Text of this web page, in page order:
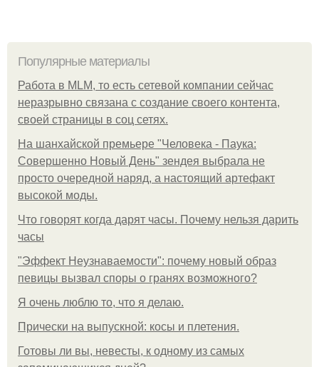
Популярные материалы
Работа в MLM, то есть сетевой компании сейчас
неразрывно связана с создание своего контента,
своей страницы в соц сетях.
На шанхайской премьере "Человека - Паука:
Совершенно Новый День" зендея выбрала не
просто очередной наряд, а настоящий артефакт
высокой моды.
Что говорят когда дарят часы. Почему нельзя дарить
часы
"Эффект Неузнаваемости": почему новый образ
певицы вызвал споры о гранях возможного?
Я очень люблю то, что я делаю.
Прически на выпускной: косы и плетения.
Готовы ли вы, невесты, к одному из самых